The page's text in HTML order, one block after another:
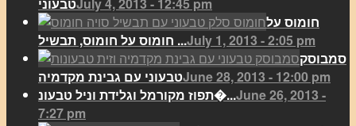
חומוס על
חומוס על חומוס, תבשיל ...July 1, 2013 - 2:05 pm
סמבוסק
טבעוני עם גבינת מקדמיהJune 28, 2013 - 12:00 pm
תפוז מקורמל וגלידת וניל טבעונ�...June 26, 2013 -
7:27 pm